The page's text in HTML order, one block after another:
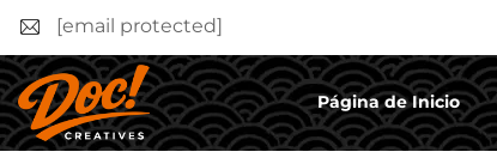
[email protected]
Página de Inicio